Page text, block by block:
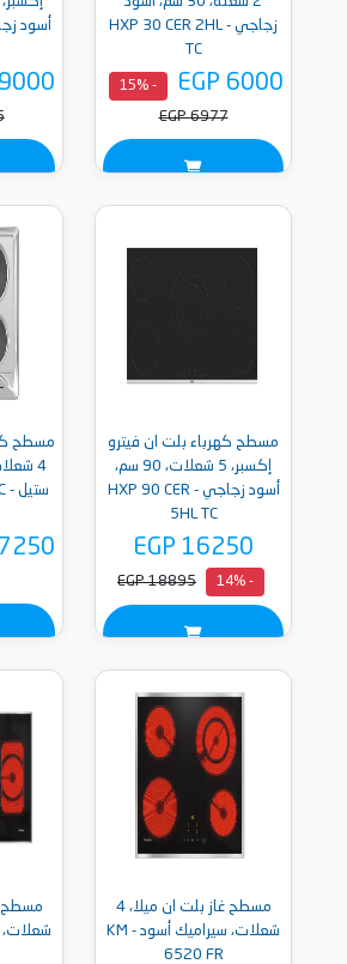
زجاجي - HXP 30 CER 2HL
TC
EGP 6000
- 15%
EGP 6977
مسطح كهرباء بلت ان فيترو
إكسبر، 5 شعلات، 90 سم،
أسود زجاجي - HXP 90 CER
5HL TC
EGP 16250
- 14%
EGP 18895
مسطح
ستيل - HXP 60 FC 4HL FC
مسطح غاز بلت ان ميلا، 4
شعلات، سيراميك أسود - KM
6520 FR